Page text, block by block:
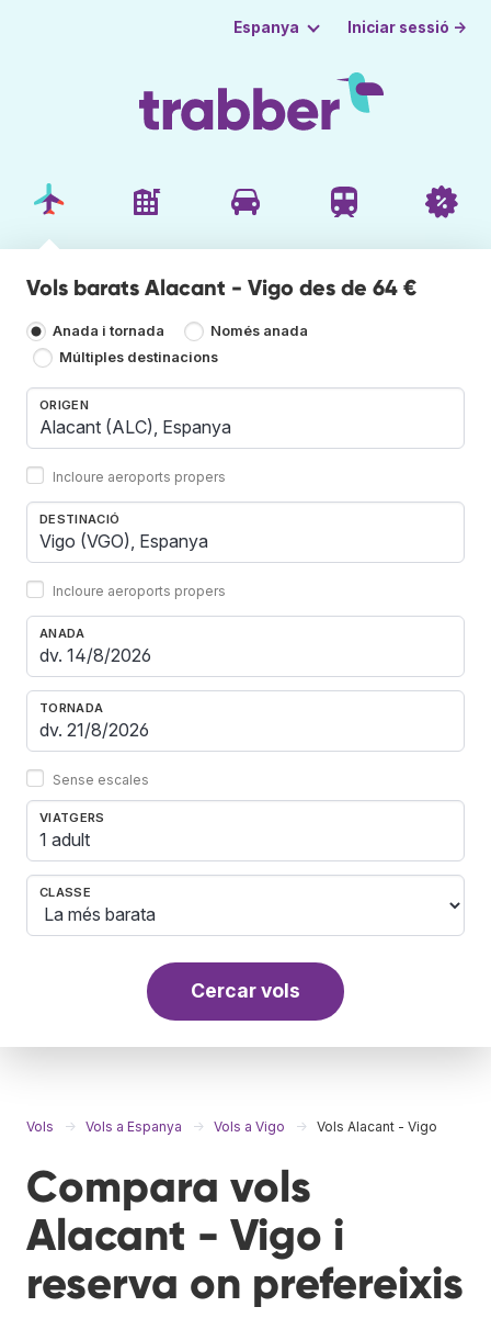
Espanya Iniciar sessió →
Vols barats Alacant - Vigo des de 64 €
Anada i tornada
Només anada
Múltiples destinacions
ORIGEN
Incloure aeroports propers
DESTINACIÓ
Incloure aeroports propers
ANADA
TORNADA
Sense escales
VIATGERS
1 adult
CLASSE
Cercar vols
Vols Vols a Espanya Vols a Vigo Vols Alacant - Vigo
Compara vols
Alacant - Vigo i
reserva on prefereixis